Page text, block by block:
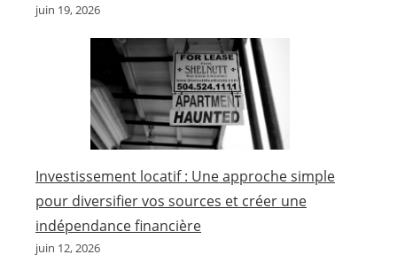
juin 19, 2026
Investissement locatif : Une approche simple
pour diversifier vos sources et créer une
indépendance financière
juin 12, 2026